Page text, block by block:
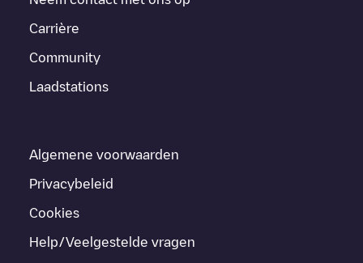
Carrière
Community
Laadstations
Algemene voorwaarden
Privacybeleid
Cookies
Help/Veelgestelde vragen